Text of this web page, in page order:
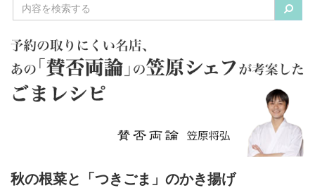
秋の根菜と「つきごま」のかき揚げ